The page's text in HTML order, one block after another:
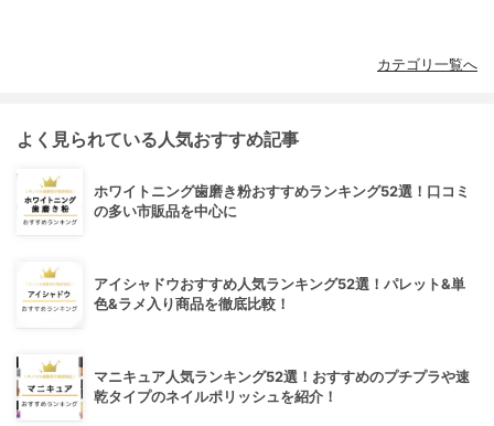
カテゴリ一覧へ
よく見られている人気おすすめ記事
ホワイトニング歯磨き粉おすすめランキング52選！口コミ
の多い市販品を中心に
アイシャドウおすすめ人気ランキング52選！パレット&単
色&ラメ入り商品を徹底比較！
マニキュア人気ランキング52選！おすすめのプチプラや速
乾タイプのネイルポリッシュを紹介！